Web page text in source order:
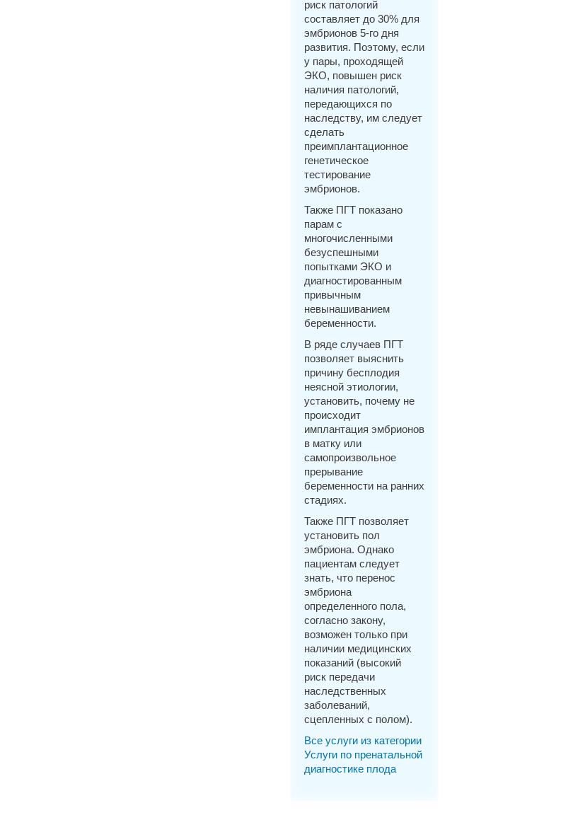
риск патологий
составляет до 30% для
эмбрионов 5-го дня
развития. Поэтому, если
у пары, проходящей
ЭКО, повышен риск
наличия патологий,
передающихся по
наследству, им следует
сделать
преимплантационное
генетическое
тестирование
эмбрионов.
Также ПГТ показано
парам с
многочисленными
безуспешными
попытками ЭКО и
диагностированным
привычным
невынашиванием
беременности.
В ряде случаев ПГТ
позволяет выяснить
причину бесплодия
неясной этиологии,
установить, почему не
происходит
имплантация эмбрионов
в матку или
самопроизвольное
прерывание
беременности на ранних
стадиях.
Также ПГТ позволяет
установить пол
эмбриона. Однако
пациентам следует
знать, что перенос
эмбриона
определенного пола,
согласно закону,
возможен только при
наличии медицинских
показаний (высокий
риск передачи
наследственных
заболеваний,
сцепленных с полом).
Все услуги из категории
Услуги по пренатальной
диагностике плода